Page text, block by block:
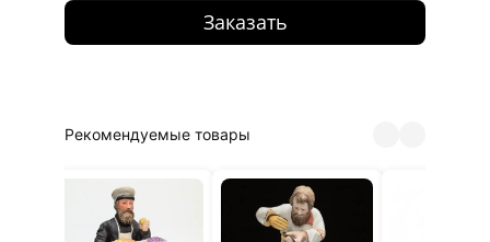
Заказать
Рекомендуемые товары